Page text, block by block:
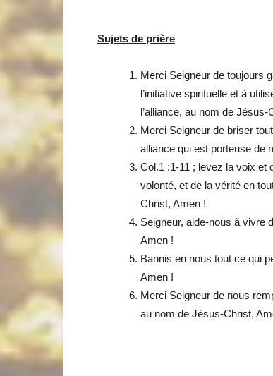
Sujets de prière
Merci Seigneur de toujours
l’initiative spirituelle et à
l’alliance, au nom de Jésus-
Merci Seigneur de briser
alliance qui est porteuse de
Col.1 :1-11 ; levez la voix et
volonté, et de la vérité en
Christ, Amen !
Seigneur, aide-nous à vivre
Amen !
Bannis en nous tout ce qui
Amen !
Merci Seigneur de nous
au nom de Jésus-Christ,